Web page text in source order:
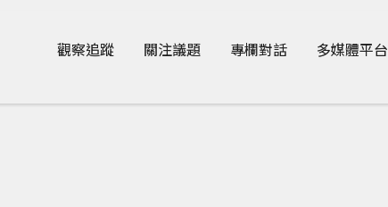
觀察追蹤 關注議題 專欄對話 多媒體平台